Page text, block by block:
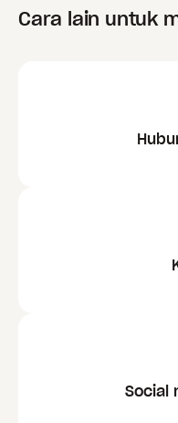
Cara lain untuk
Social